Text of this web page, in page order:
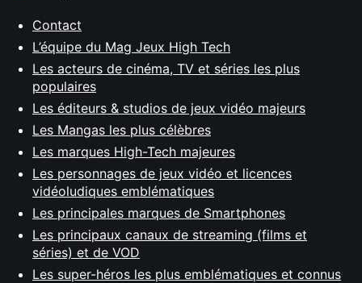
Contact
L’équipe du Mag Jeux High Tech
Les acteurs de cinéma, TV et séries les plus
populaires
Les éditeurs & studios de jeux vidéo majeurs
Les Mangas les plus célèbres
Les marques High-Tech majeures
Les personnages de jeux vidéo et licences
vidéoludiques emblématiques
Les principales marques de Smartphones
Les principaux canaux de streaming (films et
séries) et de VOD
Les super-héros les plus emblématiques et connus